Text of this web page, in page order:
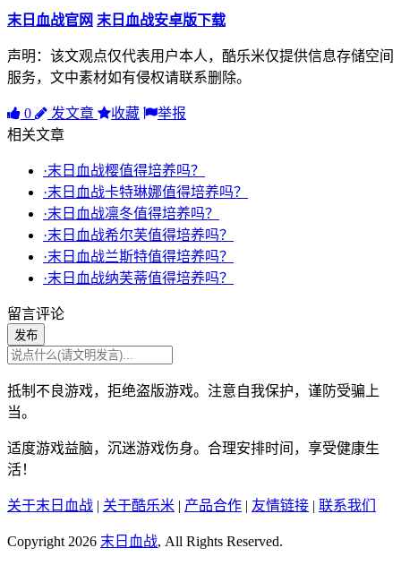
末日血战官网 末日血战安卓版下载
声明：该文观点仅代表用户本人，酷乐米仅提供信息存储空间
服务，文中素材如有侵权请联系删除。
0 发文章 收藏
举报
相关文章
·末日血战樱值得培养吗？
·末日血战卡特琳娜值得培养吗？
·末日血战凛冬值得培养吗？
·末日血战希尔芙值得培养吗？
·末日血战兰斯特值得培养吗？
·末日血战纳芙蒂值得培养吗？
留言评论
发布
抵制不良游戏，拒绝盗版游戏。注意自我保护，谨防受骗上
当。
适度游戏益脑，沉迷游戏伤身。合理安排时间，享受健康生
活！
关于末日血战 | 关于酷乐米 | 产品合作 | 友情链接 | 联系我们
Copyright 2026 末日血战, All Rights Reserved.